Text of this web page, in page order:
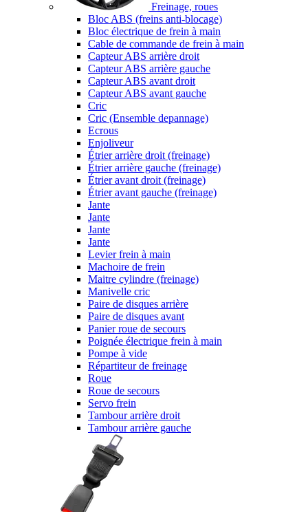
Freinage, roues
Bloc ABS (freins anti-blocage)
Bloc électrique de frein à main
Cable de commande de frein à main
Capteur ABS arrière droit
Capteur ABS arrière gauche
Capteur ABS avant droit
Capteur ABS avant gauche
Cric
Cric (Ensemble depannage)
Ecrous
Enjoliveur
Étrier arrière droit (freinage)
Étrier arrière gauche (freinage)
Étrier avant droit (freinage)
Étrier avant gauche (freinage)
Jante
Jante
Jante
Jante
Levier frein à main
Machoire de frein
Maitre cylindre (freinage)
Manivelle cric
Paire de disques arrière
Paire de disques avant
Panier roue de secours
Poignée électrique frein à main
Pompe à vide
Répartiteur de freinage
Roue
Roue de secours
Servo frein
Tambour arrière droit
Tambour arrière gauche